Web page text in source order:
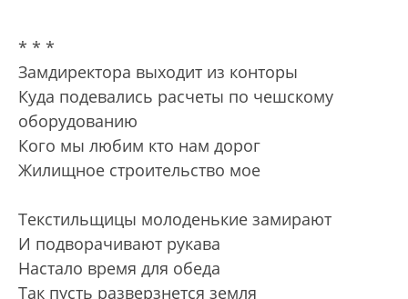
* * *
Замдиректора выходит из конторы
Куда подевались расчеты по чешскому
оборудованию
Кого мы любим кто нам дорог
Жилищное строительство мое
Текстильщицы молоденькие замирают
И подворачивают рукава
Настало время для обеда
Так пусть разверзнется земля